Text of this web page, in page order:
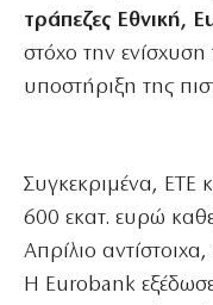
τράπεζες Εθνική,
στόχο την
υποστήριξη της
Συγκεκριμένα, ΕΤΕ
600 εκατ. ευρώ
Απρίλιο αντίστοιχα,
Η Eurobank